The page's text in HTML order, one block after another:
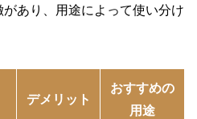
あり、用途によって使い分け
デメリット
おすすめの
用途